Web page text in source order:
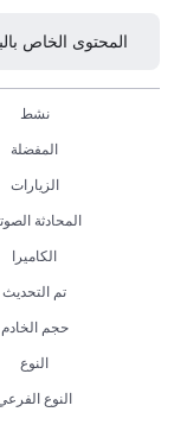
المحتوى الخاص
نشط
المفضلة
الزيارات
المحادثة
الكاميرا
تم التحديث
حجم الخادم
النوع
النوع